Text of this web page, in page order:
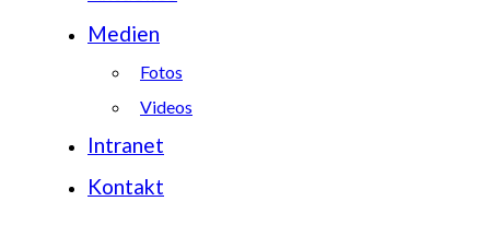
Medien
Fotos
Videos
Intranet
Kontakt